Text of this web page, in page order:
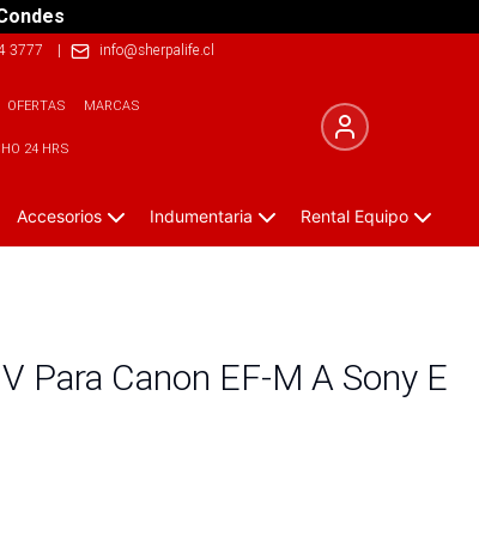
3777 | info@sherpalife.cl
OFERTAS MARCAS
24 HRS
Accesorios Indumentaria Rental Equipo
Para Canon EF-M A Sony E